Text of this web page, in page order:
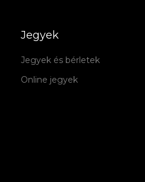
Jegyek
Jegyek és bérletek
Online jegyek